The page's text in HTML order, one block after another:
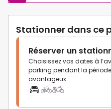
Stationner dans ce
Réserver un
Choisissez vos dates à
parking pendant la
avantageux.